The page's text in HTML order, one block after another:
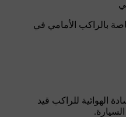
بالراكب الأمامي في
الهوائية للراكب قيد